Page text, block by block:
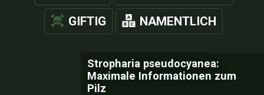
GIFTIG NAMENTLICH
Stropharia pseudocyanea:
Maximale Informationen zum
Pilz